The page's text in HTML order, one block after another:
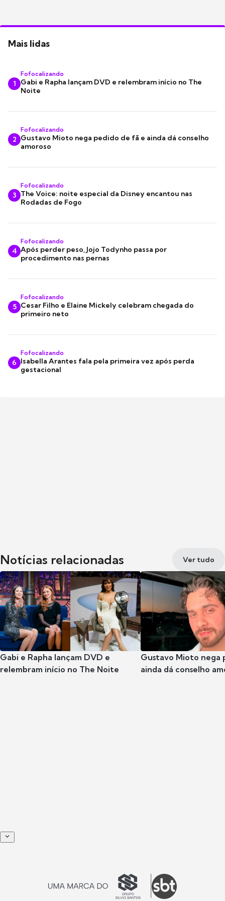
Mais lidas
1
Fofocalizando
Gabi e Rapha lançam DVD e relembram início no The
Noite
2
Fofocalizando
Gustavo Mioto nega pedido de fã e ainda dá conselho
amoroso
3
Fofocalizando
The Voice: noite especial da Disney encantou nas
Rodadas de Fogo
4
Fofocalizando
Após perder peso, Jojo Todynho passa por
procedimento nas pernas
5
Fofocalizando
Cesar Filho e Elaine Mickely celebram chegada do
primeiro neto
6
Fofocalizando
Isabella Arantes fala pela primeira vez após perda
gestacional
Notícias relacionadas Ver tudo
Gabi e Rapha lançam DVD e
relembram início no The Noite
Gustavo Mioto nega
ainda dá conselho